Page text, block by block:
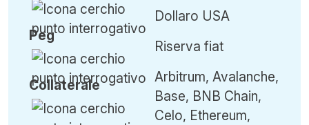
Peg
Collaterale
Dollaro USA
Riserva fiat
Arbitrum, Avalanche,
Base, BNB Chain,
Celo, Ethereum,